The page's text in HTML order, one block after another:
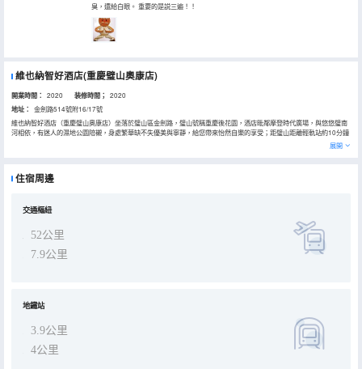
臭，還給白眼。 重要的是説三遍！！
維也納智好酒店(重慶璧山奧康店)
開業時間： 2020 装修時間； 2020
地址：
金劍路514號附16/17號
維也納智好酒店（重慶璧山奧康店）坐落於璧山區金劍路，璧山號稱重慶後花園，酒店毗鄰摩登時代廣場，與悠悠璧南
河相依，有迷人的濕地公園陪襯，身處繁華缺不失優美與寧靜，給您帶來怡然自樂的享受；距璧山距離輕軌站約10分鐘
酒店隸屬於錦江酒店中區深圳一部，配備豪華早餐廳、大型停車場、茶樓包房，是集住宿、休閒娛樂、商務洽談為一體
搬親切”的理念，讓您細心品味温馨，全體員工熱忱的期待您的光臨！
展開
住宿周邊
交通樞紐
52公里
7.9公里
地鐵站
3.9公里
4公里